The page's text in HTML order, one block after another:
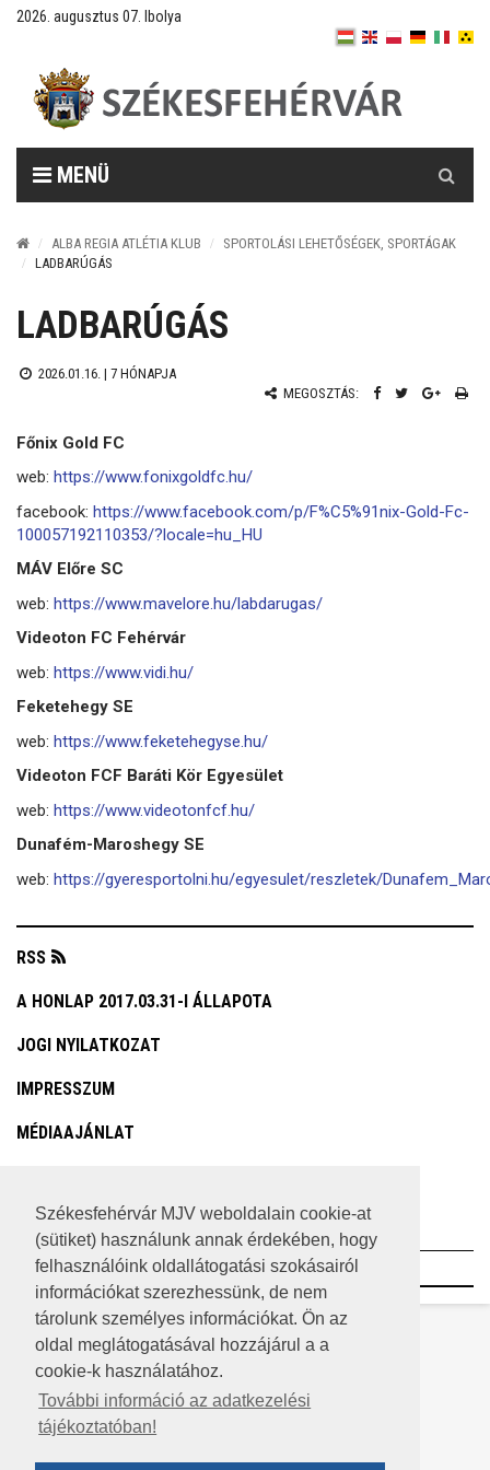
Székesfehérvár MJV weboldalain cookie-at
(sütiket) használunk annak érdekében, hogy
felhasználóink oldallátogatási szokásairól
információkat szerezhessünk, de nem
tárolunk személyes információkat. Ön az
oldal meglátogatásával hozzájárul a a
cookie-k használatához.
További információ az adatkezelési
tájékoztatóban!
2026. augusztus 07. Ibolya
MENÜ
ALBA REGIA ATLÉTIA KLUB
SPORTOLÁSI LEHETŐSÉGEK, SPORTÁGAK
LADBARÚGÁS
LADBARÚGÁS
2026.01.16. | 7 HÓNAPJA
MEGOSZTÁS:
Főnix Gold FC
web: https://www.fonixgoldfc.hu/
facebook: https://www.facebook.com/p/F%C5%91nix-Gold-Fc-
100057192110353/?locale=hu_HU
MÁV Előre SC
web: https://www.mavelore.hu/labdarugas/
Videoton FC Fehérvár
web: https://www.vidi.hu/
Feketehegy SE
web: https://www.feketehegyse.hu/
Videoton FCF Baráti Kör Egyesület
web: https://www.videotonfcf.hu/
Dunafém-Maroshegy SE
web: https://gyeresportolni.hu/egyesulet/reszletek/
RSS
A HONLAP 2017.03.31-I ÁLLAPOTA
JOGI NYILATKOZAT
IMPRESSZUM
MÉDIAAJÁNLAT
ADATVÉDELEM
©2023 SZÉKESFEHÉRVÁR MEGYEI JOGÚ VÁROS